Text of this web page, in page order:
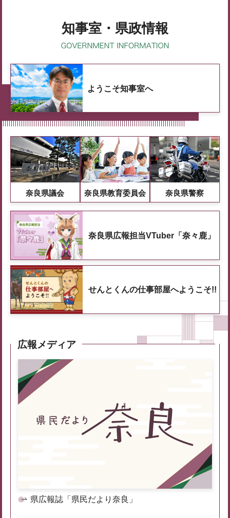
知事室・県政情報
ようこそ知事室へ
奈良県議会 奈良県教育委員会 奈良県警察
奈良県広報担当VTuber「奈々鹿」
せんとくんの仕事部屋へようこそ!!
広報メディア
県広報誌「県民だより奈良」